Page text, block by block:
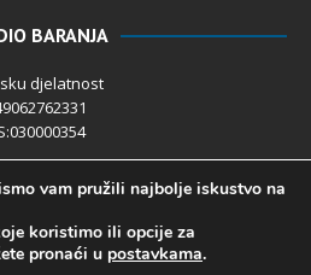
BARANJA
djelatnost
u cijelosti
vam pružili najbolje iskustvo na
koristimo ili opcije za
pronaći u postavkama.